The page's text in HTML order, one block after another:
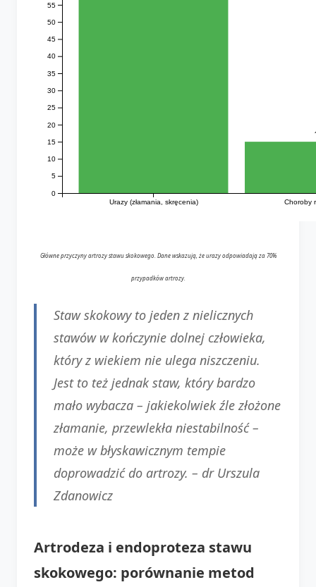
Urazy (złamania, skręcenia) Choroby
0
5
10
15
20
25
30
35
40
45
50
55
Główne przyczyny artrozy stawu skokowego. Dane wskazują, że urazy odpowiadają za 70%
przypadków artrozy.
Staw skokowy to jeden z nielicznych
stawów w kończynie dolnej człowieka,
który z wiekiem nie ulega niszczeniu.
Jest to też jednak staw, który bardzo
mało wybacza – jakiekolwiek źle złożone
złamanie, przewlekła niestabilność –
może w błyskawicznym tempie
doprowadzić do artrozy. – dr Urszula
Zdanowicz
Artrodeza i endoproteza stawu
skokowego: porównanie metod